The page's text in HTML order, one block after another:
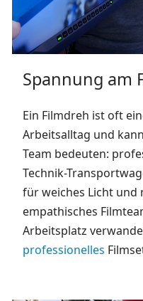
Spannung am
Ein Filmdreh ist oft
Arbeitsalltag und
Team bedeuten:
Technik-
für weiches Licht und
empathisches
Arbeitsplatz
professionelles